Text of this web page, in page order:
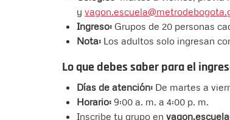
y
Ingreso: Grupos de 20 personas
Nota: Los adultos solo ingresan
Lo que debes saber para el
Días de atención: De martes a
Horario: 9:00 a. m. a 4:00 p. m.
Inscribe tu grupo en